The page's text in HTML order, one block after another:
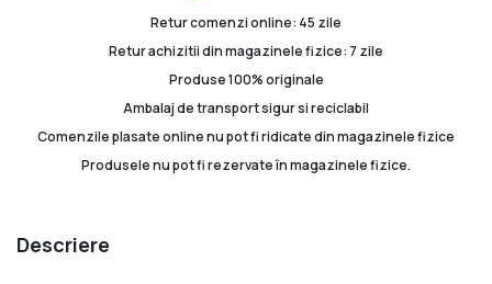
Retur comenzi online: 45 zile
Retur achizitii din magazinele fizice: 7 zile
Produse 100% originale
Ambalaj de transport sigur si reciclabil
Comenzile plasate online nu pot fi ridicate din magazinele fizice
Produsele nu pot fi rezervate în magazinele fizice.
Descriere